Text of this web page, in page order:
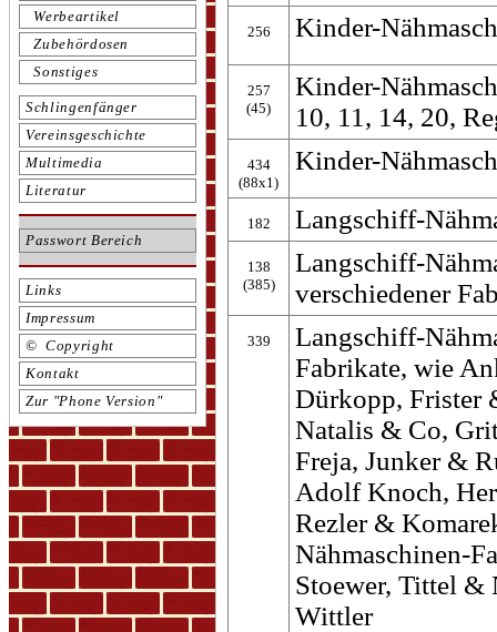
Werbeartikel
Zubehördosen
Sonstiges
Schlingenfänger
Vereinsgeschichte
Multimedia
Literatur
Passwort Bereich
Links
Impressum
© Copyright
Kontakt
Zur "Phone Version"
256 Kinder-
257
(45)
Kinder-
10, 11, 14, 20,
434
(88x1)
Kinder-
182 Langschiff-
138
(385)
Langschiff-
verschiedener
339
Langschiff-
Fabrikate, wie
Dürkopp, Frister
Natalis & Co,
Freja, Junker &
Adolf Knoch,
Rezler &
Nähmaschinen-
Stoewer, Tittel &
Wittler